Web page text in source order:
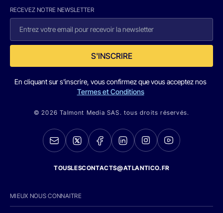
RECEVEZ NOTRE NEWSLETTER
S'INSCRIRE
En cliquant sur s'inscrire, vous confirmez que vous acceptez nos
Termes et Conditions
© 2026 Talmont Media SAS. tous droits réservés.
TOUSLESCONTACTS@ATLANTICO.FR
MIEUX NOUS CONNAITRE